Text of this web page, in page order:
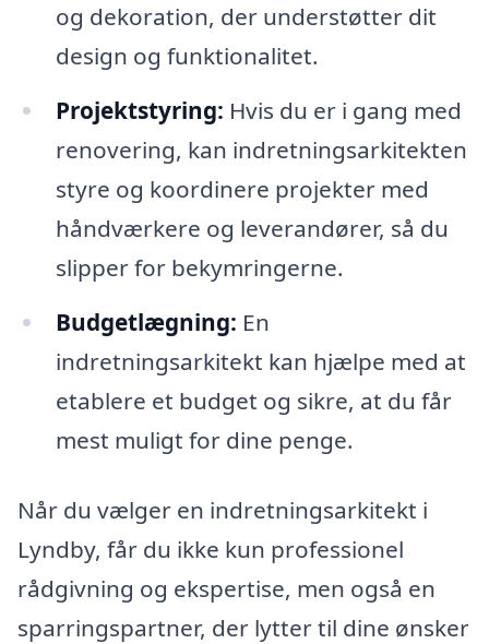
og dekoration, der understøtter dit
design og funktionalitet.
Projektstyring: Hvis du er i gang med
renovering, kan indretningsarkitekten
styre og koordinere projekter med
håndværkere og leverandører, så du
slipper for bekymringerne.
Budgetlægning: En
indretningsarkitekt kan hjælpe med at
etablere et budget og sikre, at du får
mest muligt for dine penge.
Når du vælger en indretningsarkitekt i
Lyndby, får du ikke kun professionel
rådgivning og ekspertise, men også en
sparringspartner, der lytter til dine ønsker